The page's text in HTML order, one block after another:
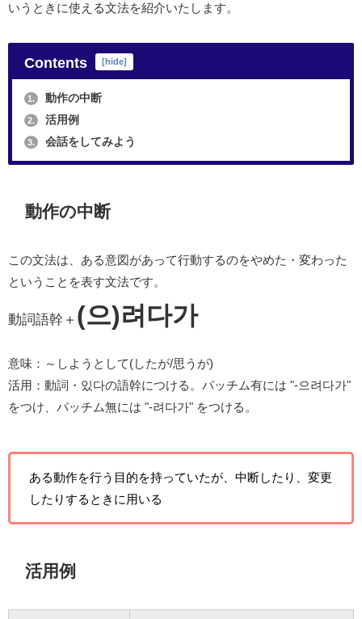
いうときに使える文法を紹介いたします。
Contents hide
1. 動作の中断
2. 活用例
3. 会話をしてみよう
動作の中断
この文法は、ある意図があって行動するのをやめた・変わった
ということを表す文法です。
動詞語幹＋ (으)려다가
意味：～しようとして(したが/思うが)
活用：動詞・있다の語幹につける。パッチム有には "-으려다가"
をつけ、パッチム無には "-려다가" をつける。
ある動作を行う目的を持っていたが、中断したり、変更
したりするときに用いる
活用例